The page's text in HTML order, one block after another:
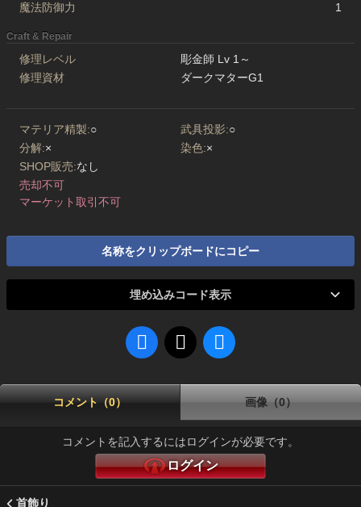
魔法防御力
1
Craft & Repair
修理レベル
彫金師 Lv 1～
修理資材
ダークマターG1
マテリア精製:○ 武具投影:○
分解:× 染色:×
SHOP販売:なし
売却不可
マーケット取引不可
名称をクリップボードにコピー
埋め込みコード表示
コメント（0） 画像（0）
コメントを記入するにはログインが必要です。
ログイン
首飾り